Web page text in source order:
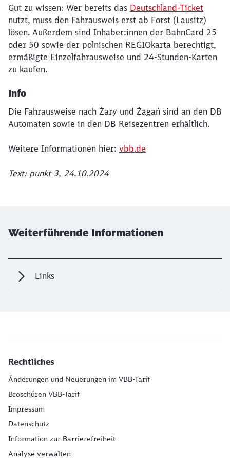
Gut zu wissen: Wer bereits das Deutschland-Ticket
nutzt, muss den Fahrausweis erst ab Forst (Lausitz)
lösen. Außerdem sind Inhaber:innen der BahnCard 25
oder 50 sowie der polnischen REGIOkarta berechtigt,
ermäßigte Einzelfahrausweise und 24-Stunden-Karten
zu kaufen.
Info
Die Fahrausweise nach Żary und Żagań sind an den DB
Automaten sowie in den DB Reisezentren erhältlich.
Weitere Informationen hier: vbb.de
Text: punkt 3, 24.10.2024
Weiterführende Informationen
Links
Rechtliches
Änderungen und Neuerungen im VBB-Tarif
Broschüren VBB-Tarif
Impressum
Datenschutz
Information zur Barrierefreiheit
Analyse verwalten